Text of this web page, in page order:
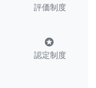
評価制度
stars
認定制度